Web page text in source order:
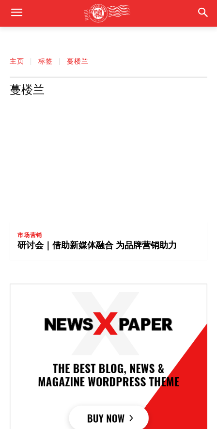
主页 标签 蔓楼兰
蔓楼兰
市场营销
研讨会｜借助新媒体融合 为品牌营销助力